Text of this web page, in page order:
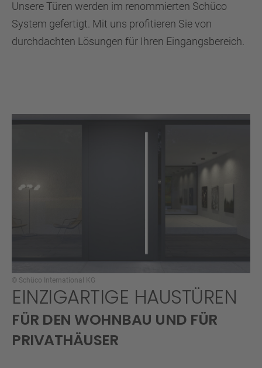
Unsere Türen werden im renommierten Schüco
System gefertigt. Mit uns profitieren Sie von
durchdachten Lösungen für Ihren Eingangsbereich.
© Schüco International KG
EINZIGARTIGE HAUSTÜREN
FÜR DEN WOHNBAU UND FÜR
PRIVATHÄUSER